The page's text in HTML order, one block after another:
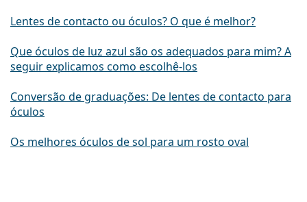
Lentes de contacto ou óculos? O que é melhor?
Que óculos de luz azul são os adequados para mim? A
seguir explicamos como escolhê-los
Conversão de graduações: De lentes de contacto para
óculos
Os melhores óculos de sol para um rosto oval